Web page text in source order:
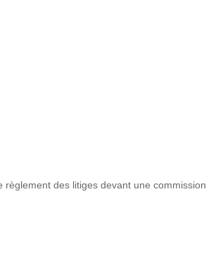
des litiges devant une commission